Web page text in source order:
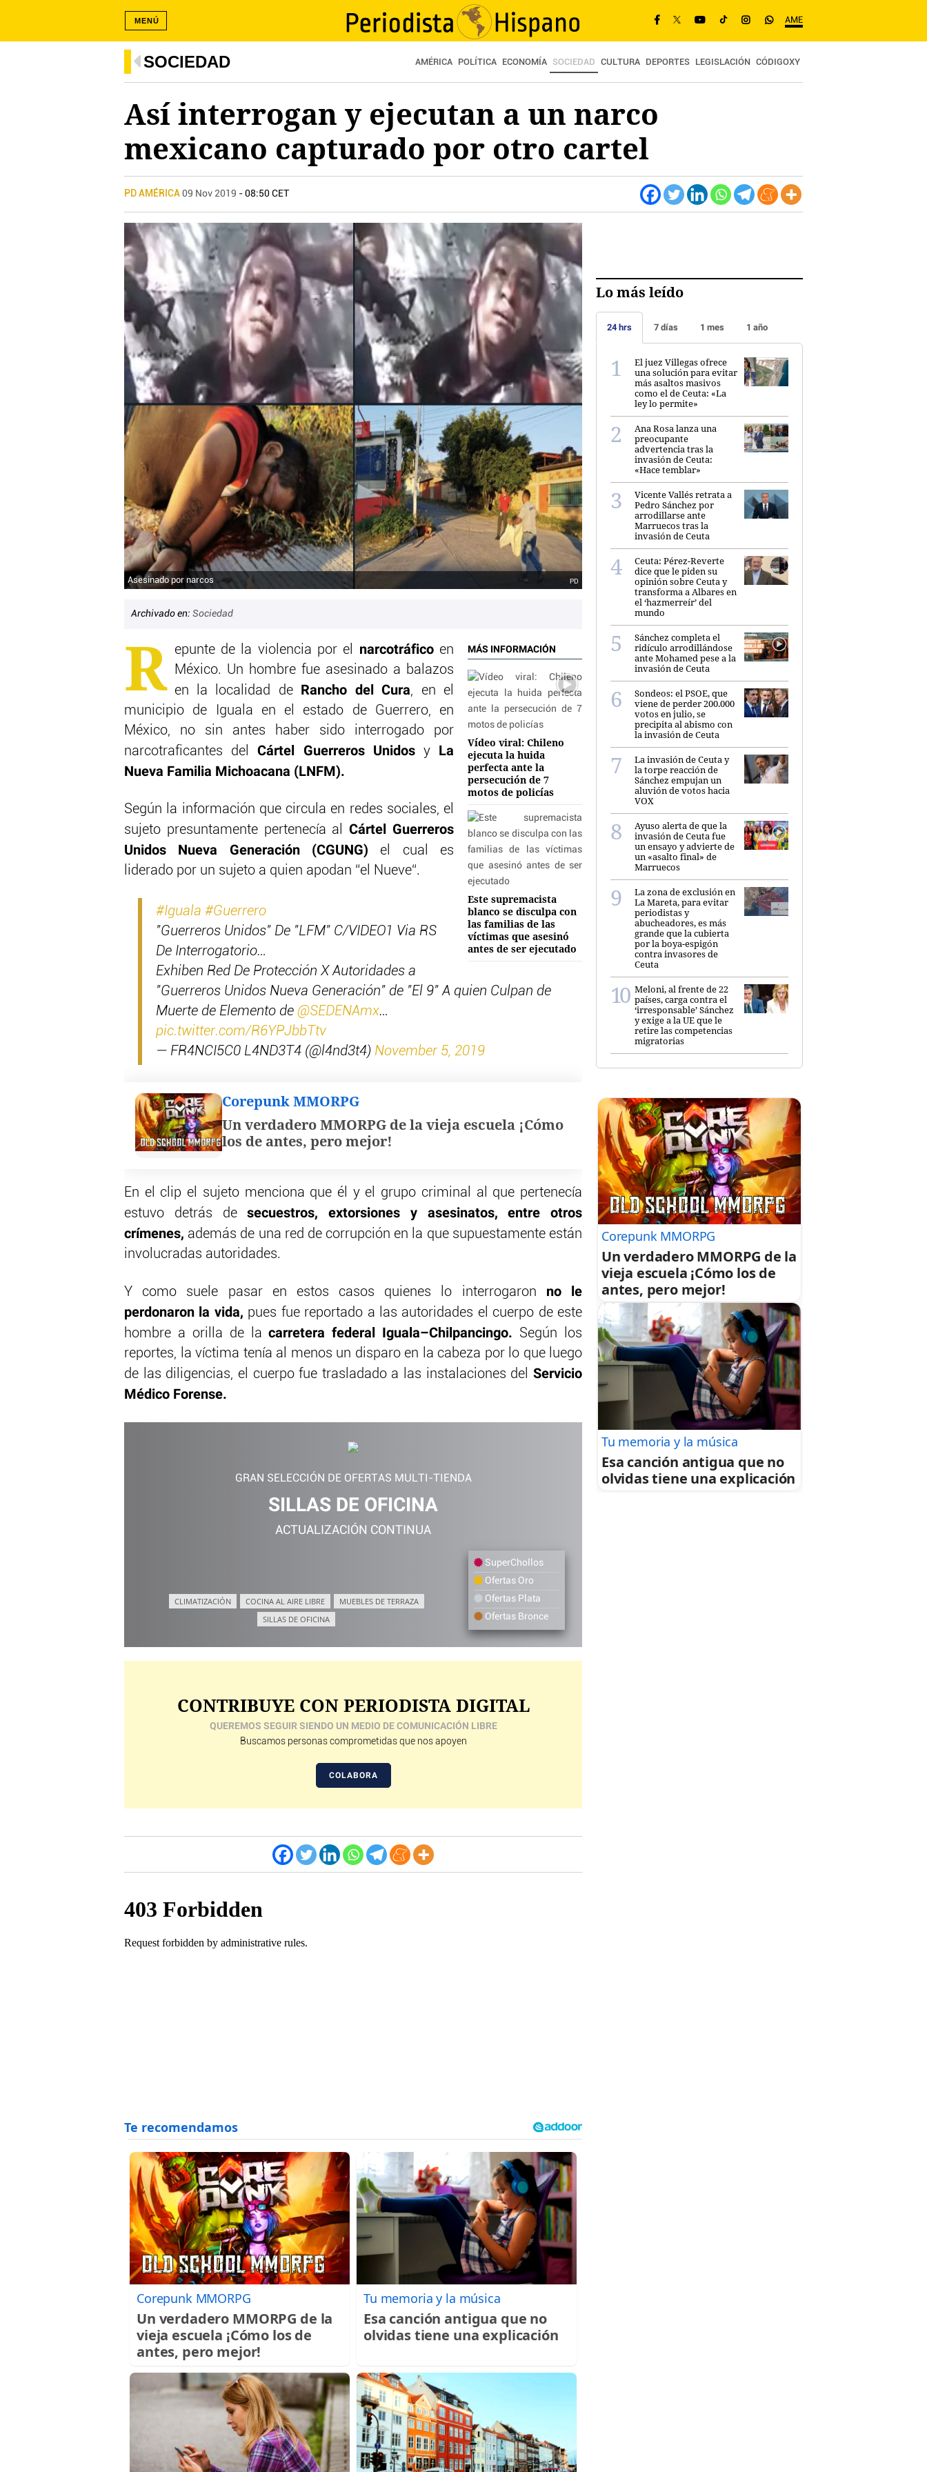
AME
MENÚ
SOCIEDAD AMÉRICA POLÍTICA ECONOMÍA SOCIEDAD CULTURA DEPORTES LEGISLACIÓN CÓDIGOXY
Así interrogan y ejecutan a un narco
mexicano capturado por otro cartel
PD AMÉRICA 09 Nov 2019 - 08:50 CET
Asesinado por narcos PD
Archivado en: Sociedad
MÁS INFORMACIÓN
Vídeo viral: Chileno
ejecuta la huida
perfecta ante la
persecución de 7
motos de policías
Este supremacista
blanco se disculpa con
las familias de las
víctimas que asesinó
antes de ser ejecutado
R epunte de la violencia por el narcotráficoen
México. Un hombre fue asesinado a balazos
en la localidad de Rancho del Cura, en el
municipio de Iguala en el estado de Guerrero, en
México, no sin antes haber sido interrogado por
narcotraficantes del
Cártel Guerreros UnidosyLa
Nueva Familia Michoacana (LNFM).
Según la información que circula en redes sociales, el
sujeto presuntamente pertenecía alCártel Guerreros
Unidos Nueva Generación (CGUNG) el cual es
liderado por un sujeto a quien apodan “el Nueve“.
#Iguala #Guerrero
"Guerreros Unidos" De "LFM" C/VIDEO1 Via RS
De Interrogatorio…
Exhiben Red De Protección X Autoridades a
"Guerreros Unidos Nueva Generación" de "El 9" A quien Culpan de
Muerte de Elemento de @SEDENAmx…
pic.twitter.com/R6YPJbbTtv
— FR4NCI5C0 L4ND3T4 (@l4nd3t4) November 5, 2019
Corepunk MMORPG
Un verdadero MMORPG de la vieja escuela ¡Cómo
los de antes, pero mejor!
En el clip el sujeto menciona que él y el grupo criminal al que pertenecía
estuvo detrás desecuestros, extorsiones y asesinatos, entre otros
crímenes, además de una red de corrupción en la que supuestamente están
involucradas autoridades.
Y como suele pasar en estos casos quienes lo interrogaron
no le
perdonaron la vida, pues fue reportado a las autoridades el cuerpo de este
hombre a orilla de la carretera federal Iguala–Chilpancingo. Según los
reportes, la víctima tenía al menos un disparo en la cabeza por lo que luego
de las diligencias, el cuerpo fue trasladado a las instalaciones del Servicio
Médico Forense.
GRAN SELECCIÓN DE OFERTAS MULTI-TIENDA
SILLAS DE OFICINA
ACTUALIZACIÓN CONTINUA
CLIMATIZACIÓN COCINA AL AIRE LIBRE
MUEBLES DE TERRAZA
SILLAS DE OFICINA
SuperChollos
Ofertas Oro
Ofertas Plata
Ofertas Bronce
CONTRIBUYE CON PERIODISTA DIGITAL
QUEREMOS SEGUIR SIENDO UN MEDIO DE COMUNICACIÓN LIBRE
Buscamos personas comprometidas que nos apoyen
COLABORA
Corepunk MMORPG
Un verdadero MMORPG de la
vieja escuela ¡Cómo los de
antes, pero mejor!
Tu memoria y la música
Esa canción antigua que no
olvidas tiene una explicación
Lo más leído
24 hrs 7 días 1 mes 1 año
El juez Villegas ofrece
una solución para evitar
más asaltos masivos
como el de Ceuta: «La
ley lo permite»
Ana Rosa lanza una
preocupante
advertencia tras la
invasión de Ceuta:
«Hace temblar»
Vicente Vallés retrata a
Pedro Sánchez por
arrodillarse ante
Marruecos tras la
invasión de Ceuta
Ceuta: Pérez-Reverte
dice que le piden su
opinión sobre Ceuta y
transforma a Albares en
el ‘hazmerreír’ del
mundo
Sánchez completa el
ridículo arrodillándose
ante Mohamed pese a la
invasión de Ceuta
Sondeos: el PSOE, que
viene de perder 200.000
votos en julio, se
precipita al abismo con
la invasión de Ceuta
La invasión de Ceuta y
la torpe reacción de
Sánchez empujan un
aluvión de votos hacia
VOX
Ayuso alerta de que la
invasión de Ceuta fue
un ensayo y advierte de
un «asalto final» de
Marruecos
La zona de exclusión en
La Mareta, para evitar
periodistas y
abucheadores, es más
grande que la cubierta
por la boya-espigón
contra invasores de
Ceuta
Meloni, al frente de 22
países, carga contra el
‘irresponsable’ Sánchez
y exige a la UE que le
retire las competencias
migratorias
Corepunk MMORPG
Un verdadero MMORPG de la
vieja escuela ¡Cómo los de
antes, pero mejor!
Tu memoria y la música
Esa canción antigua que no
olvidas tiene una explicación